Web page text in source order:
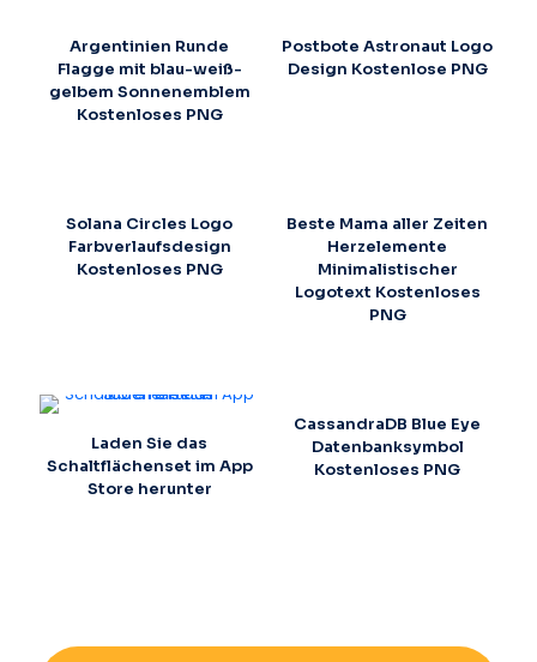
Argentinien Runde
Flagge mit blau-weiß-
gelbem Sonnenemblem
Kostenloses PNG
Postbote Astronaut Logo
Design Kostenlose PNG
Solana Circles Logo
Farbverlaufsdesign
Kostenloses PNG
Beste Mama aller Zeiten
Herzelemente
Minimalistischer
Logotext Kostenloses
PNG
Laden Sie das
Schaltflächenset im App
Store herunter
CassandraDB Blue Eye
Datenbanksymbol
Kostenloses PNG